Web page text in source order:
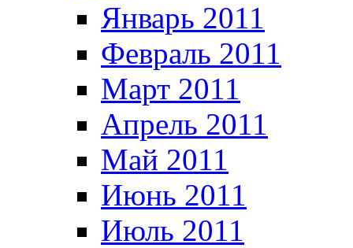
Январь 2011
Февраль 2011
Март 2011
Апрель 2011
Май 2011
Июнь 2011
Июль 2011